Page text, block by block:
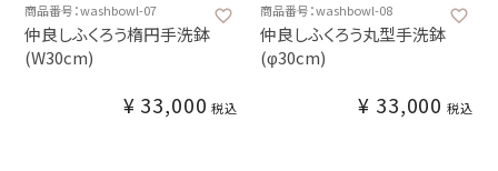
商品番号：washbowl-07
仲良しふくろう楕円手洗鉢
(W30cm)
¥ 33,000 税込
商品番号：washbowl-08
仲良しふくろう丸型手洗鉢
(φ30cm)
¥ 33,000 税込